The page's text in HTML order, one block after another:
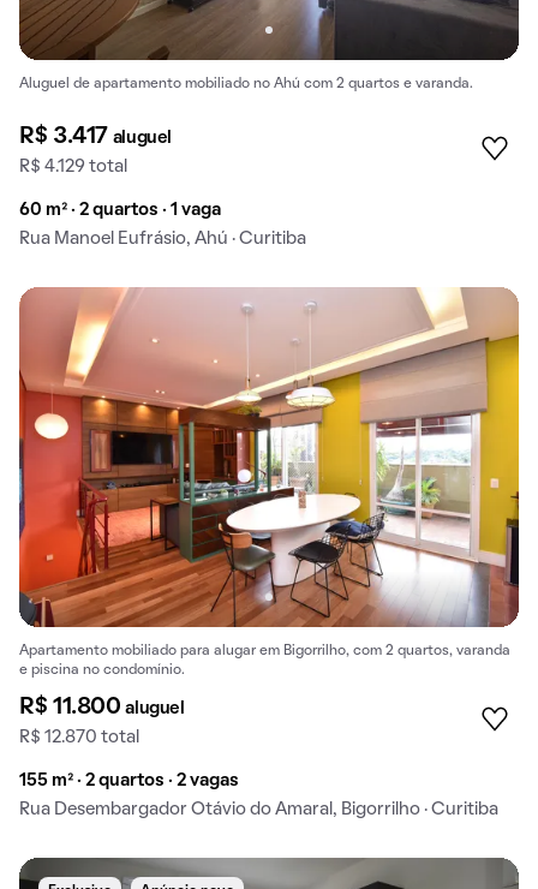
Aluguel de apartamento mobiliado no Ahú com 2 quartos e varanda.
R$ 3.417 aluguel
R$ 4.129 total
60 m² · 2 quartos · 1 vaga
Rua Manoel Eufrásio, Ahú · Curitiba
Apartamento mobiliado para alugar em Bigorrilho, com 2 quartos, varanda
e piscina no condomínio.
R$ 11.800aluguel
R$ 12.870 total
155 m² · 2 quartos · 2 vagas
Rua Desembargador Otávio do Amaral, Bigorrilho · Curitiba